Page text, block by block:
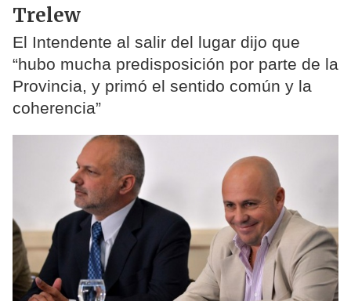
Trelew
El Intendente al salir del lugar dijo que
“hubo mucha predisposición por parte de la
Provincia, y primó el sentido común y la
coherencia”